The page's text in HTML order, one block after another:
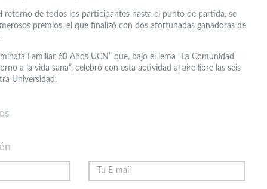
retorno de todos los participantes hasta el punto de partida, se
premios, el que finalizó con dos afortunadas ganadoras de
Familiar 60 Años UCN” que, bajo el lema “La Comunidad
a la vida sana”, celebró con esta actividad al aire libre las seis
Universidad.